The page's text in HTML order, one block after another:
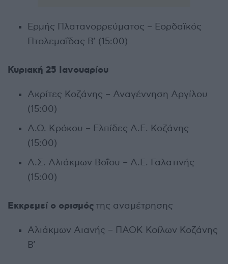
Ερμής Πλατανορρεύματος – Εορδαϊκός
Πτολεμαΐδας Β’ (15:00)
Κυριακή 25 Ιανουαρίου
Ακρίτες Κοζάνης – Αναγέννηση Αργίλου
(15:00)
Α.Ο. Κρόκου – Ελπίδες Α.Ε. Κοζάνης
(15:00)
Α.Σ. Αλιάκμων Βοΐου – Α.Ε. Γαλατινής
(15:00)
Εκκρεμεί ο ορισμόςτης αναμέτρησης
Αλιάκμων Αιανής – ΠΑΟΚ Κοίλων Κοζάνης
Β’